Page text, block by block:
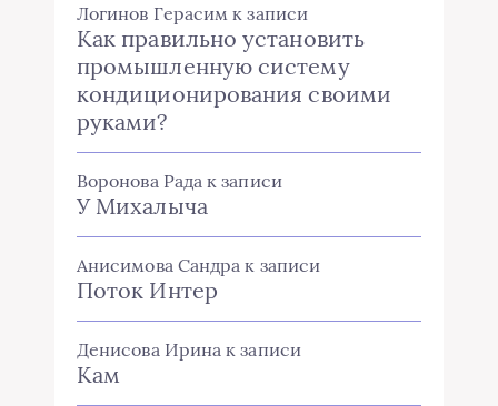
Логинов Герасим к записи
Как правильно установить
промышленную систему
кондиционирования своими
руками?
Воронова Рада к записи
У Михалыча
Анисимова Сандра к записи
Поток Интер
Денисова Ирина к записи
Кам